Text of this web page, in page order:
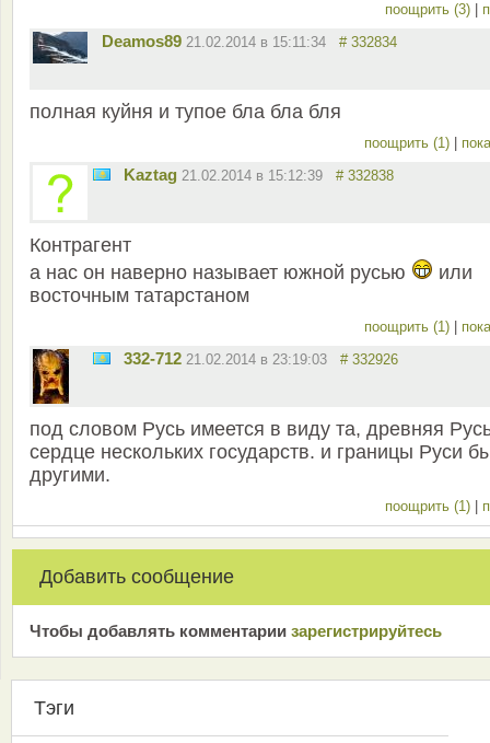
поощрить (3)
Deamos89 21.02.2014 в 15:11:34 # 332834
полная куйня и тупое бла бла бля
поощрить (1)
Kaztag 21.02.2014 в 15:12:39 # 332838
Контрагент
а нас он наверно называет южной русью
или
восточным татарстаном
поощрить (1)
332-712 21.02.2014 в 23:19:03 # 332926
под словом Русь имеется в виду та, древняя
сердце нескольких государств. и границы Руси
другими.
поощрить (1)
Добавить сообщение
Чтобы добавлять комментарии зарeгиcтрирyйтeсь
Тэги